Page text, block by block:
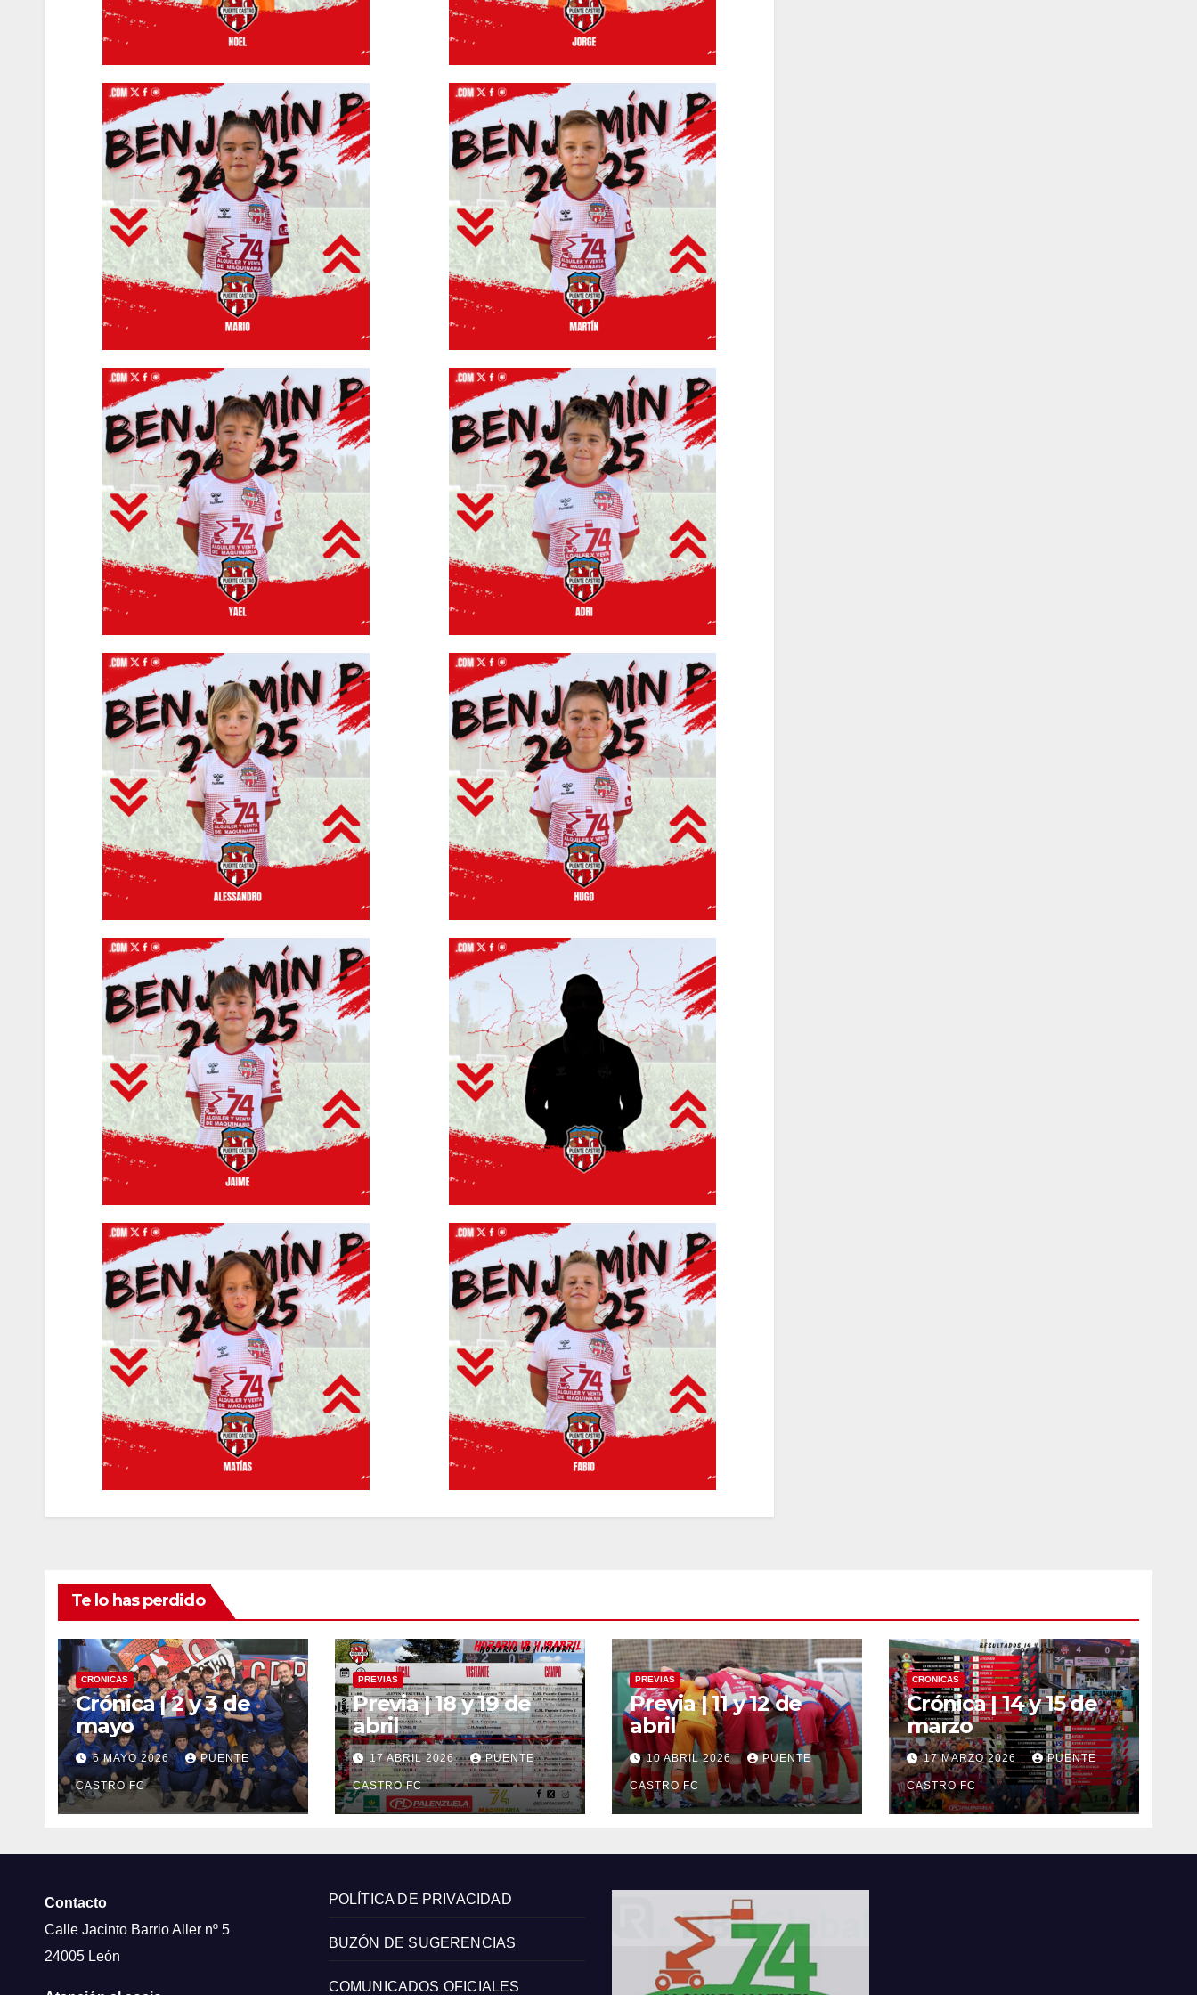
Te lo has perdido
CRONICAS
Crónica | 2 y 3 de
mayo
6 MAYO 2026 PUENTE
CASTRO FC
PREVIAS
Previa | 18 y 19 de
abril
17 ABRIL 2026 PUENTE
CASTRO FC
PREVIAS
Previa | 11 y 12 de
abril
10 ABRIL 2026 PUENTE
CASTRO FC
CRONICAS
Crónica | 14 y 15 de
marzo
17 MARZO 2026 PUENTE
CASTRO FC
Contacto
Calle Jacinto Barrio Aller nº 5
24005 León
POLÍTICA DE PRIVACIDAD
BUZÓN DE SUGERENCIAS
COMUNICADOS OFICIALES